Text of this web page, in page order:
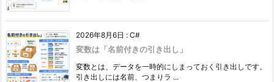
2026年8月6日 : C#
変数は「名前付きの引き出し」
変数とは、データを一時的にしまっておく引き出しです。
引き出しには名前、つまりラ ...